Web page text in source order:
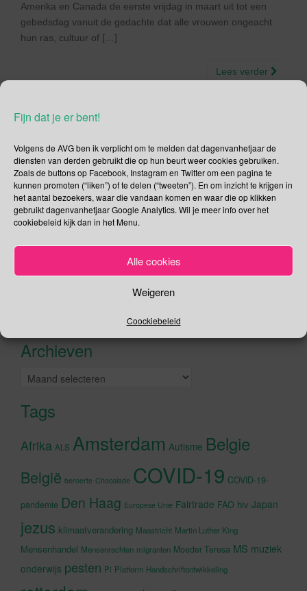
Fijn dat je er bent!
Volgens de AVG ben ik verplicht om te melden dat dagenvanhetjaar de
diensten van derden gebruikt die op hun beurt weer cookies gebruiken.
Zoals de buttons op Facebook, Instagram en Twitter om een pagina te
kunnen promoten (“liken”) of te delen (“tweeten”). En om inzicht te krijgen in
het aantal bezoekers, waar die vandaan komen en waar die op klikken
gebruikt dagenvanhetjaar Google Analytics. Wil je meer info over het
cookiebeleid kijk dan in het Menu.
Alle cookies
Weigeren
Coockiebeleid
Amerika en Canada de eerste vrijdag in maart uit tot een
gebedsdag vanuit de gedachte dat alle vrouwen ongeacht
hun ras, cultuur of […]
Lees verder
Social Media
Je kunt me volgen op
Zoeken
Zoeken
Recente tweetsKlik om marketing cookies te
Archieven
Archieven
Tags
Afrika ALS Amsterdam Autisme Belgie
België beroerte Chocolade COVID-19 COVID-19-
pandemie Den Haag Europese Unie Fairtrade FAO hiv Japan
jezus klimaatverandering Maastricht Martin Luther King
Mensenhandel Mensenrechten migranten Moeder Teresa MS muziek
onderwijs pesten Pi Platform Handschriftontwikkeling